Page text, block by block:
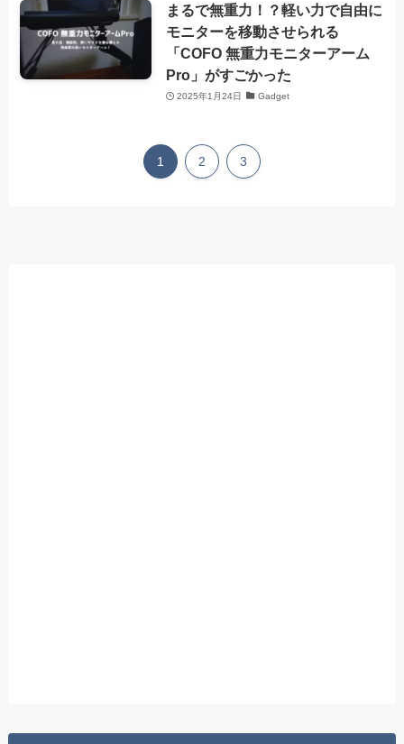
まるで無重力！？軽い力で自由に
モニターを移動させられる
「COFO 無重力モニターアーム
Pro」がすごかった
2025年1月24日 Gadget
1 2 3